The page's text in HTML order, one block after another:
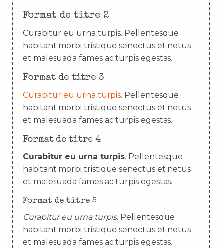
Format de titre 2
Curabitur eu urna turpis. Pellentesque
habitant morbi tristique senectus et netus
et malesuada fames ac turpis egestas.
Format de titre 3
Curabitur eu urna turpis. Pellentesque
habitant morbi tristique senectus et netus
et malesuada fames ac turpis egestas.
Format de titre 4
Curabitur eu urna turpis. Pellentesque
habitant morbi tristique senectus et netus
et malesuada fames ac turpis egestas.
Format de titre 5
Curabitur eu urna turpis. Pellentesque
habitant morbi tristique senectus et netus
et malesuada fames ac turpis egestas.